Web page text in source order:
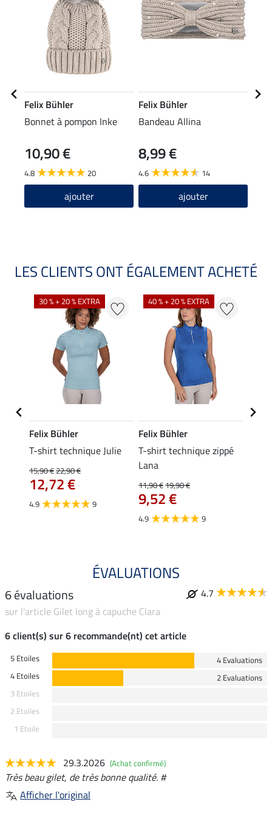
Felix Bühler
Bonnet à pompon Inke
10,90 €
4.8 20
ajouter
Felix Bühler
Bandeau Allina
8,99 €
4.6 14
ajouter
LES CLIENTS ONT ÉGALEMENT ACHETÉ
30 % + 20 % EXTRA
Felix Bühler
T-shirt technique Julie
15,90 €22,90 €
12,72 €
4.9 9
40 % + 20 % EXTRA
Felix Bühler
T-shirt technique zippé
Lana
11,90 €19,90 €
9,52 €
4.9 9
ÉVALUATIONS
6 évaluations
4.7
sur l'article Gilet long à capuche Clara
6 client(s) sur 6 recommande(nt) cet article
5 Etoiles
4 Evaluations
4 Etoiles
2 Evaluations
3 Etoiles
2 Etoiles
1 Etoile
29.3.2026 (Achat confirmé)
Très beau gilet, de très bonne qualité. #
Afficher l'original